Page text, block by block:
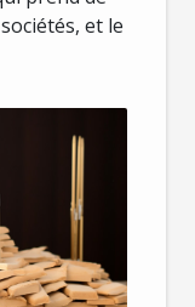
et le